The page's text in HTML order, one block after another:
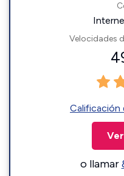
Velocidades
Calificación
o llamar